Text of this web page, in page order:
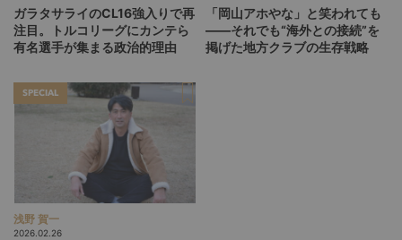
ガラタサライのCL16強入りで再
注目。トルコリーグにカンテら
有名選手が集まる政治的理由
「岡山アホやな」と笑われても
――それでも“海外との接続”を
掲げた地方クラブの生存戦略
SPECIAL
浅野 賀一
2026.02.26